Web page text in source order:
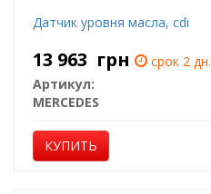
Датчик уровня масла, cdi
13 963 грн
срок 2 дн.
Артикул:
MERCEDES
КУПИТЬ